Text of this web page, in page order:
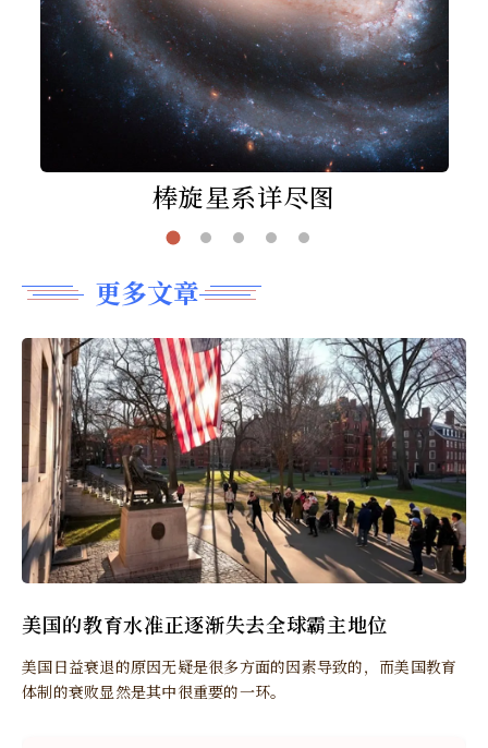
棒旋星系详尽图
更多文章
美国的教育水准正逐渐失去全球霸主地位
美国日益衰退的原因无疑是很多方面的因素导致的，而美国教育
体制的衰败显然是其中很重要的一环。